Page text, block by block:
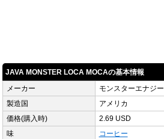
JAVA MONSTER LOCA MOCAの基本情報
メーカー
モンスターエナジー
製造国
アメリカ
価格(購入時)
2.69 USD
味
コーヒー